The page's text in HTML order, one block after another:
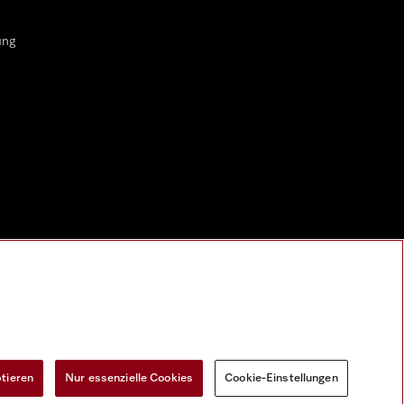
Nur essenzielle Cookies Cookie-Einstellungen